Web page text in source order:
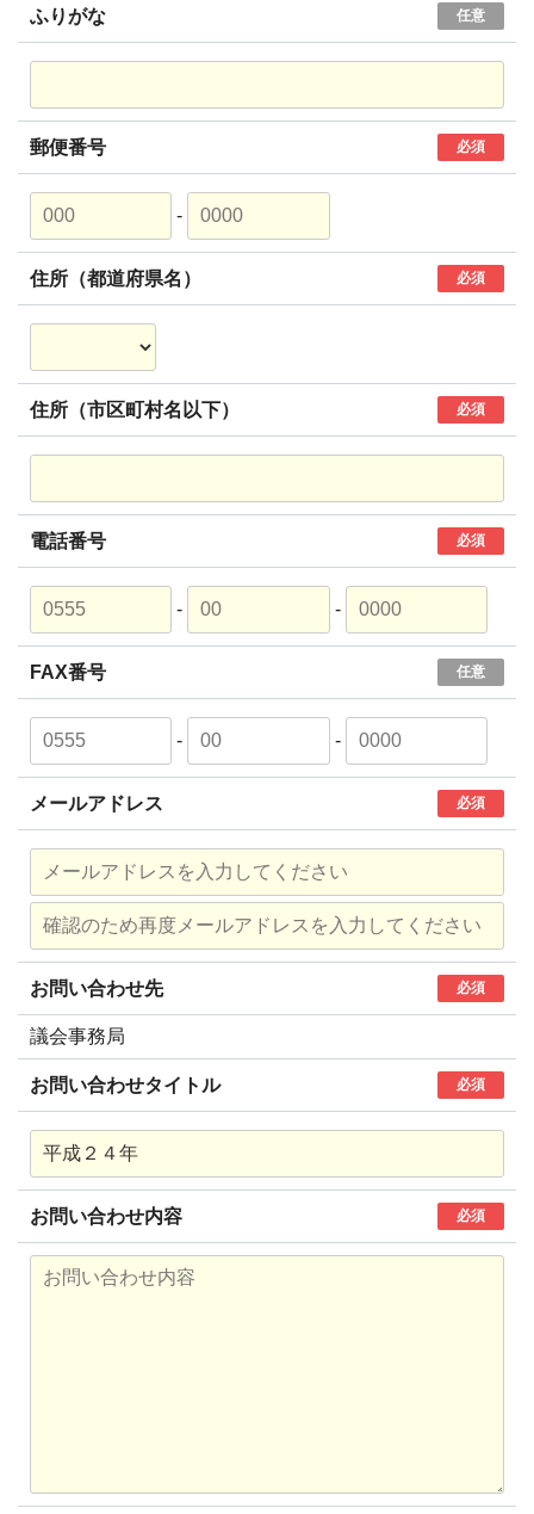
ふりがな 任意
郵便番号 必須
-
住所（都道府県名） 必須
住所（市区町村名以下） 必須
電話番号 必須
- -
FAX番号 任意
- -
メールアドレス 必須
お問い合わせ先 必須
議会事務局
お問い合わせタイトル 必須
お問い合わせ内容 必須